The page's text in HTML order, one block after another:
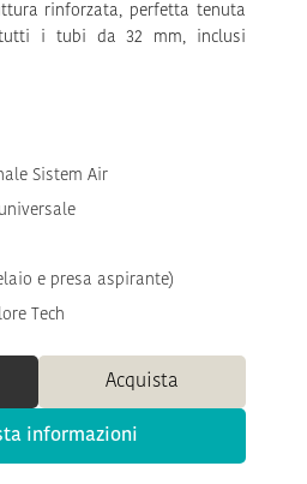
rinforzata, perfetta tenuta
i tubi da 32 mm, inclusi
Sistem Air
e presa aspirante)
Tech
Acquista
informazioni